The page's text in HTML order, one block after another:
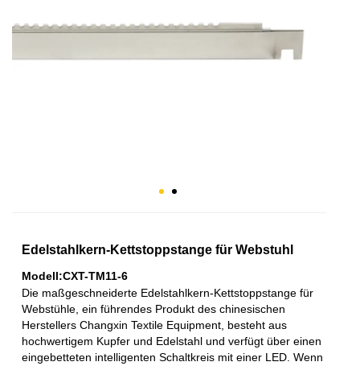
Edelstahlkern-Kettstoppstange für Webstuhl
Modell:CXT-TM11-6
Die maßgeschneiderte Edelstahlkern-Kettstoppstange für
Webstühle, ein führendes Produkt des chinesischen
Herstellers Changxin Textile Equipment, besteht aus
hochwertigem Kupfer und Edelstahl und verfügt über einen
eingebetteten intelligenten Schaltkreis mit einer LED. Wenn